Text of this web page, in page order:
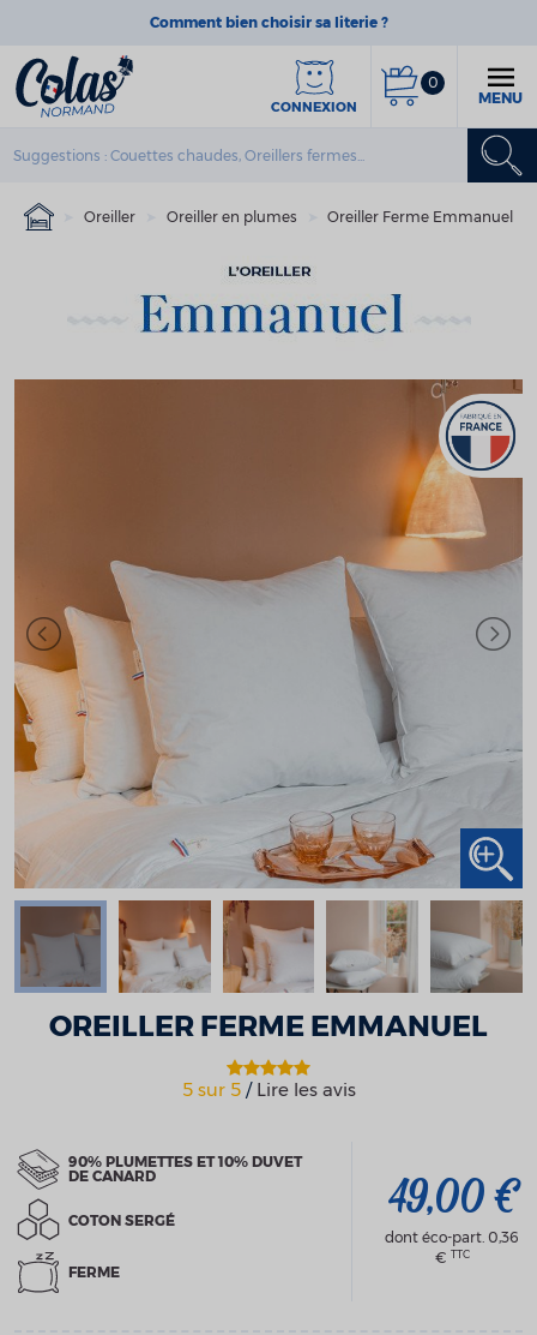
Comment bien choisir sa literie ?
CONNEXION
0
MENU
Oreiller Oreiller en plumes Oreiller Ferme Emmanuel
OREILLER FERME EMMANUEL
5sur 5/ Lire les avis
90% PLUMETTES ET 10% DUVET
DE CANARD
COTON SERGÉ
FERME
49,00 €
dont éco-part.0,36
€ TTC